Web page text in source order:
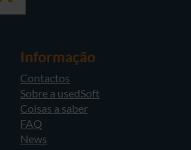
Informação
Contactos
Sobre a usedSoft
Coisas a saber
FAQ
News